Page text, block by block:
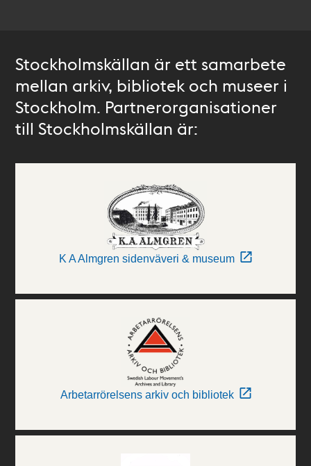
Stockholmskällan är ett samarbete
mellan arkiv, bibliotek och museer i
Stockholm. Partnerorganisationer
till Stockholmskällan är:
K A Almgren sidenväveri & museum
Arbetarrörelsens arkiv och bibliotek